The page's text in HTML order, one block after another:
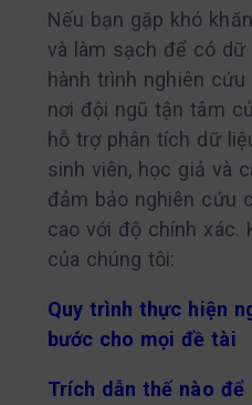
Nếu bạn gặp khó
và làm sạch để có
hành trình nghiên
nơi đội ngũ tận tâm
hỗ trợ phân tích dữ
sinh viên, học giả và
đảm bảo nghiên cứu
cao với độ chính xác.
của chúng tôi:
Quy trình thực hiện
bước cho mọi đề tài
Trích dẫn thế nào